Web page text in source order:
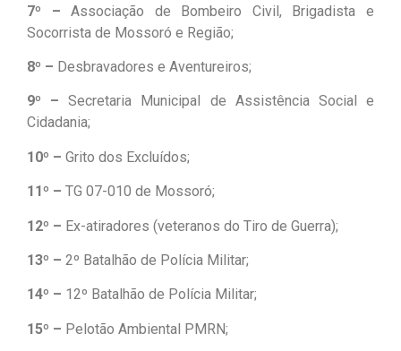
7º – Associação de Bombeiro Civil, Brigadista e
Socorrista de Mossoró e Região;
8º – Desbravadores e Aventureiros;
9º – Secretaria Municipal de Assistência Social e
Cidadania;
10º – Grito dos Excluídos;
11º – TG 07-010 de Mossoró;
12º – Ex-atiradores (veteranos do Tiro de Guerra);
13º – 2º Batalhão de Polícia Militar;
14º – 12º Batalhão de Polícia Militar;
15º – Pelotão Ambiental PMRN;